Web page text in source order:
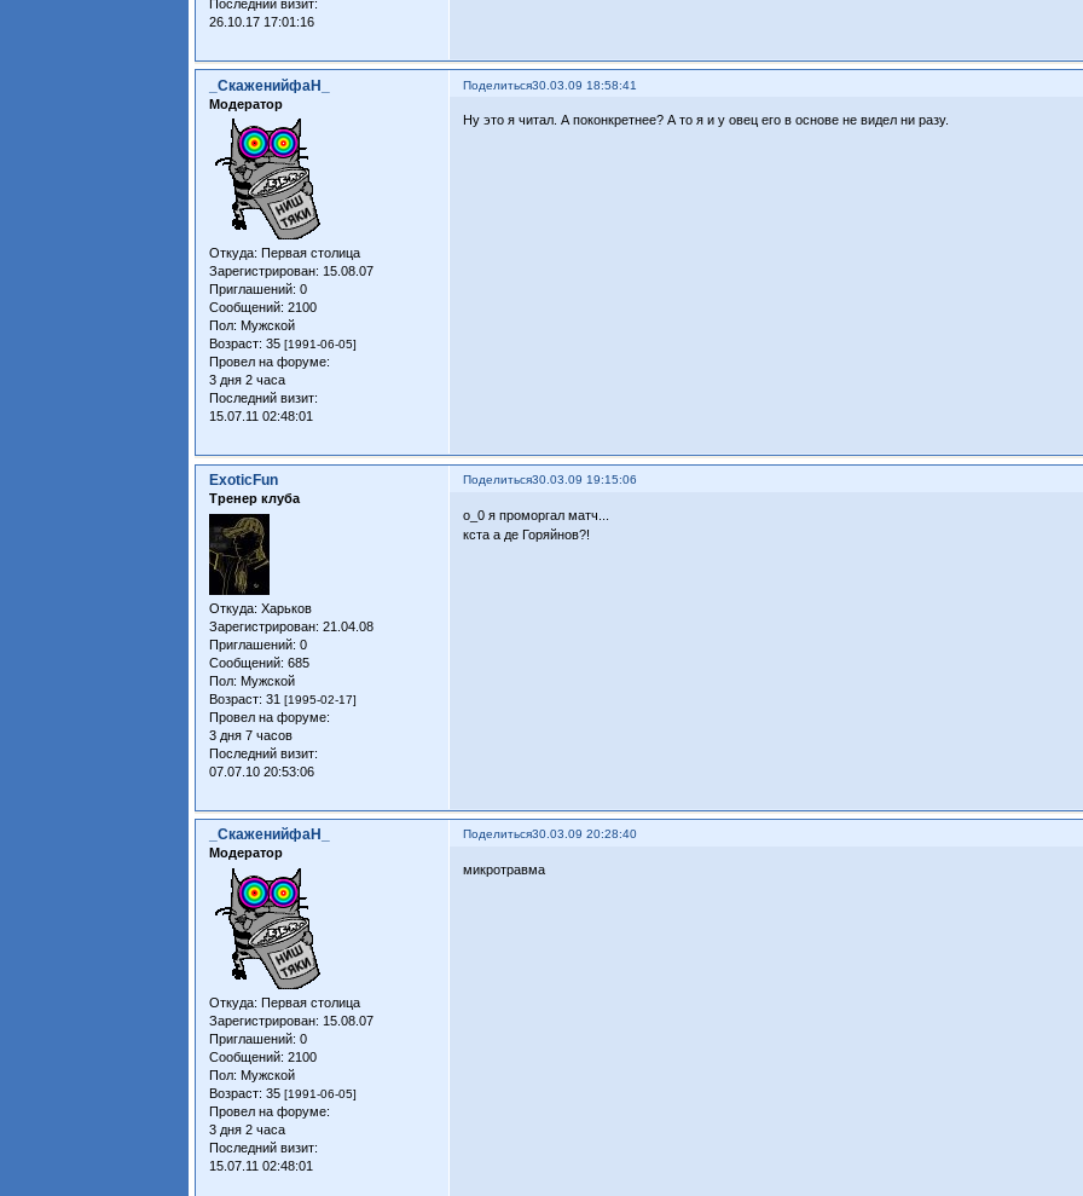
Последний визит:
26.10.17 17:01:16
Поделиться30.03.09 18:58:41
_СкаженийфаН_
Модератор
Откуда: Первая столица
Зарегистрирован: 15.08.07
Приглашений: 0
Сообщений: 2100
Пол: Мужской
Возраст: 35[1991-06-05]
Провел на форуме:
3 дня 2 часа
Последний визит:
15.07.11 02:48:01
Ну это я читал. А поконкретнее? А то я и у овец его в основе не видел ни разу.
Поделиться30.03.09 19:15:06
ExoticFun
Тренер клуба
Откуда: Харьков
Зарегистрирован: 21.04.08
Приглашений: 0
Сообщений: 685
Пол: Мужской
Возраст: 31[1995-02-17]
Провел на форуме:
3 дня 7 часов
Последний визит:
07.07.10 20:53:06
о_0 я проморгал матч...
кста а де Горяйнов?!
Поделиться30.03.09 20:28:40
_СкаженийфаН_
Модератор
Откуда: Первая столица
Зарегистрирован: 15.08.07
Приглашений: 0
Сообщений: 2100
Пол: Мужской
Возраст: 35[1991-06-05]
Провел на форуме:
3 дня 2 часа
Последний визит:
15.07.11 02:48:01
микротравма